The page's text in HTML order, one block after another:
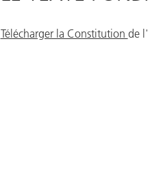
Télécharger la Constitution de